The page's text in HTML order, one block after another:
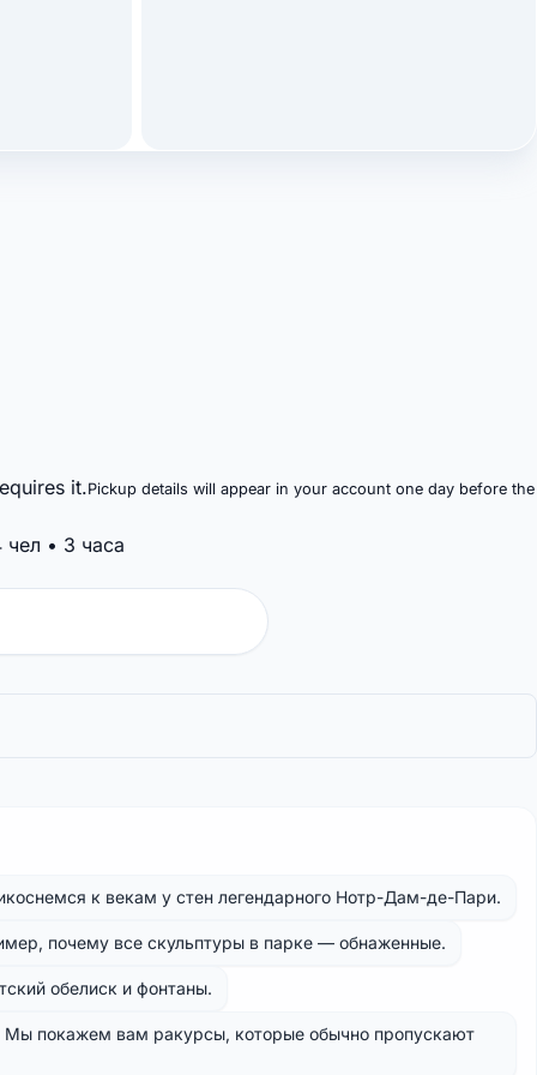
it.Pickup details will appear in your account one day before the
• 3 часа
к векам у стен легендарного Нотр-Дам-де-Пари.
почему все скульптуры в парке — обнаженные.
обелиск и фонтаны.
покажем вам ракурсы, которые обычно пропускают